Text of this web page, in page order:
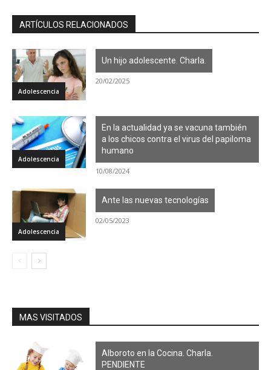
ARTÍCULOS RELACIONADOS
Adolescencia
Un hijo adolescente. Charla.
20/02/2025
Adolescencia
En la actualidad ya se vacuna también
a los chicos contra el virus del papiloma
humano
10/08/2024
Adolescencia
Ante las nuevas tecnologías
02/05/2023
MAS VISITADOS
Alboroto en la Cocina. Charla.
PENDIENTE